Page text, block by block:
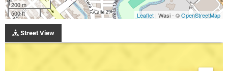
200 m
500 ft
Leaflet | Wasi - ©OpenStreetMap
Street View